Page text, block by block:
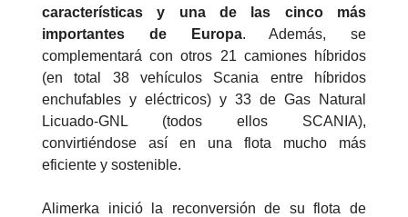
características y una de las cinco más
importantes de Europa. Además, se
complementará con otros 21 camiones híbridos
(en total 38 vehículos Scania entre híbridos
enchufables y eléctricos) y 33 de Gas Natural
Licuado-GNL (todos ellos SCANIA),
convirtiéndose así en una flota mucho más
eficiente y sostenible.
Alimerka inició la reconversión de su flota de